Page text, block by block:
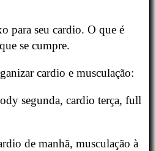
para seu cardio. O que é
se cumpre.
cardio e musculação:
segunda, cardio terça, full
de manhã, musculação à